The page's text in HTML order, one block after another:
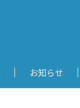
お知らせ